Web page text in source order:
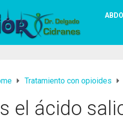
Tratamiento con opioides
el ácido